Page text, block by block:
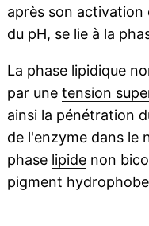
après son activation
du pH, se lie à la
La phase lipidique
par une tension
ainsi la pénétration
de l'enzyme dans le
phase lipidenon
pigment